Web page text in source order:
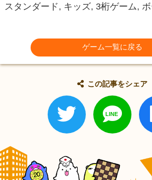
スタンダード, キッズ, 3桁ゲーム,
ゲーム一覧に戻る
この記事をシェア